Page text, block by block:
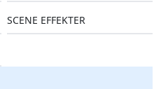
SCENE EFFEKTER